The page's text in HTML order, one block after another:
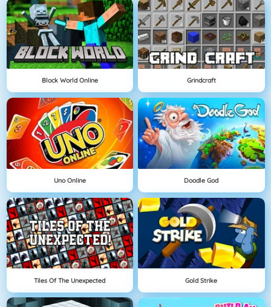
Block World Online Grindcraft
Uno Online Doodle God
Tiles Of The Unexpected Gold Strike